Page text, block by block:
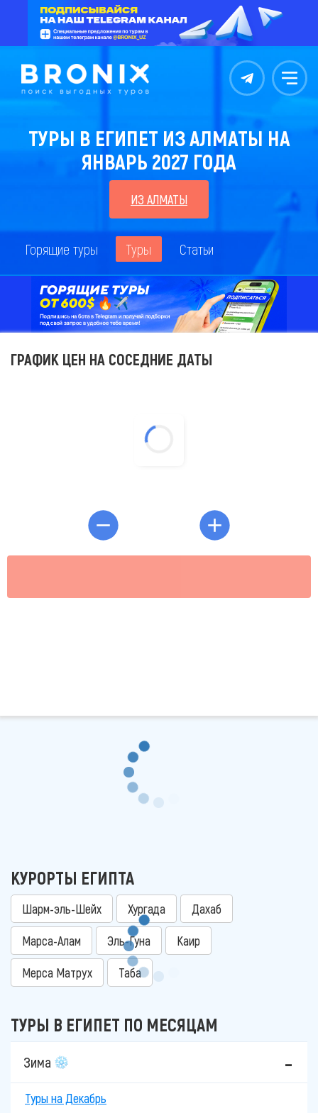
Контакты Меню
ТУРЫ В ЕГИПЕТ ИЗ АЛМАТЫ НА
ЯНВАРЬ 2027 ГОДА
ИЗ АЛМАТЫ
Горящие туры Туры Статьи
ГРАФИК ЦЕН НА СОСЕДНИЕ ДАТЫ
КУРОРТЫ ЕГИПТА
Шарм-эль-Шейх Хургада Дахаб
Марса-Алам Эль-Гуна Каир
Мерса Матрух Таба
ТУРЫ В ЕГИПЕТ ПО МЕСЯЦАМ
Зима
Туры на Декабрь